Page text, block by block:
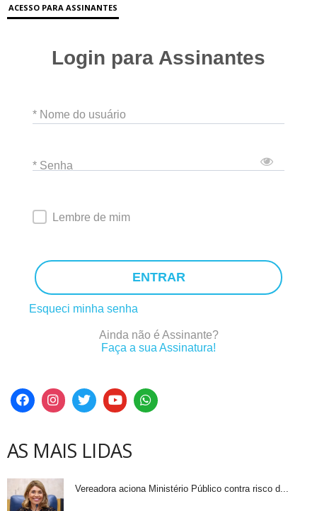
ACESSO PARA ASSINANTES
Login para Assinantes
* Nome do usuário
* Senha
Lembre de mim
ENTRAR
Esqueci minha senha
Ainda não é Assinante?
Faça a sua Assinatura!
AS MAIS LIDAS
Vereadora aciona Ministério Público contra risco d...